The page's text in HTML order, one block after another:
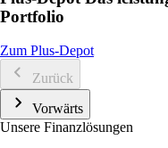
Portfolio
Zum Plus-Depot
Zurück
Vorwärts
Unsere Finanzlösungen